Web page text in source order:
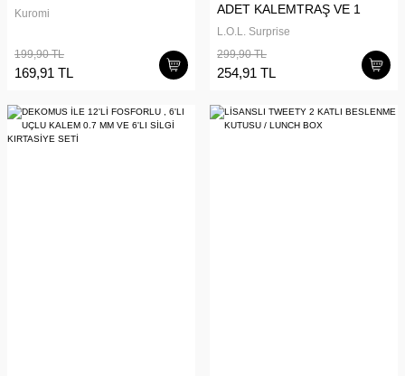
Kuromi
199,90 TL
169,91 TL
ADET KALEMTRAŞ VE 1
ADET SİLGİ SETİ
L.O.L. Surprise
299,90 TL
254,91 TL